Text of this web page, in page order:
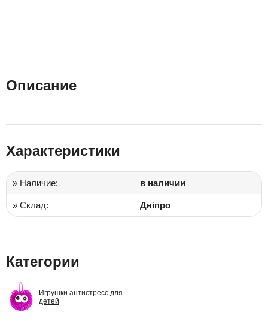
Описание
Характеристики
» Наличие: в наличии
» Склад: Дніпро
Категории
Игрушки антистресс для
детей